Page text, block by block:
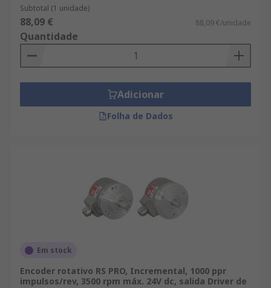
Subtotal (1 unidade)
88,09 € 88,09 €/unidade
Quantidade
Adicionar
Folha de Dados
Em stock
Encoder rotativo RS PRO, Incremental, 1000 ppr
impulsos/rev, 3500 rpm máx. 24V dc, salida Driver de